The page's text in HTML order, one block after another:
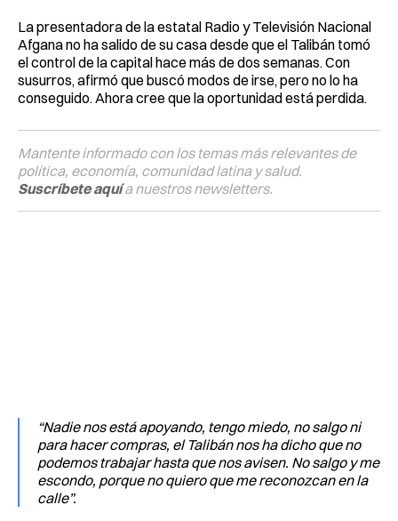
La presentadora de la estatal Radio y Televisión Nacional
Afgana no ha salido de su casa desde que el Talibán tomó
el control de la capital hace más de dos semanas. Con
susurros, afirmó que buscó modos de irse, pero no lo ha
conseguido. Ahora cree que la oportunidad está perdida.
Mantente informado con los temas más relevantes de
política, economía, comunidad latina y salud.
Suscríbete aquía nuestros newsletters.
“Nadie nos está apoyando, tengo miedo, no salgo ni
para hacer compras, el Talibán nos ha dicho que no
podemos trabajar hasta que nos avisen. No salgo y me
escondo, porque no quiero que me reconozcan en la
calle”.